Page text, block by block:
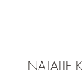
NATALIE